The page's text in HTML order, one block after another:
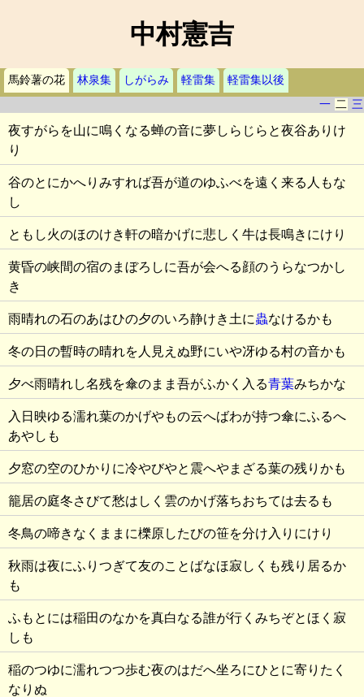
中村憲吉
馬鈴薯の花 林泉集 しがらみ 軽雷集
軽雷集以後
一 二 三
夜すがらを山に鳴くなる蝉の音に夢しらじらと夜谷ありけ
り
谷のとにかへりみすれば吾が道のゆふべを遠く来る人もな
し
ともし火のほのけき軒の暗かげに悲しく牛は長鳴きにけり
黄昏の峡間の宿のまぼろしに吾が会へる顔のうらなつかし
き
雨晴れの石のあはひの夕のいろ静けき土に蟲なけるかも
冬の日の暫時の晴れを人見えぬ野にいや冴ゆる村の音かも
夕べ雨晴れし名残を傘のまま吾がふかく入る青葉みちかな
入日映ゆる濡れ葉のかげやもの云へばわが持つ傘にふるへ
あやしも
夕窓の空のひかりに冷やびやと震へやまざる葉の残りかも
籠居の庭冬さびて愁はしく雲のかげ落ちおちては去るも
冬鳥の啼きなくままに櫟原したびの笹を分け入りにけり
秋雨は夜にふりつぎて友のことばなほ寂しくも残り居るか
も
ふもとには稲田のなかを真白なる誰が行くみちぞとほく寂
しも
稲のつゆに濡れつつ歩む夜のはだへ坐ろにひとに寄りたく
なりぬ